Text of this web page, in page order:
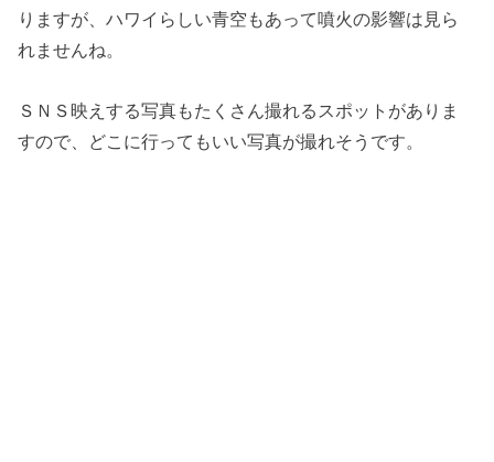
りますが、ハワイらしい青空もあって噴火の影響は見ら
れませんね。
ＳＮＳ映えする写真もたくさん撮れるスポットがありま
すので、どこに行ってもいい写真が撮れそうです。